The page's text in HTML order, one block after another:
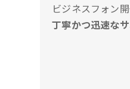
ビジネスフォン
丁寧かつ迅速な